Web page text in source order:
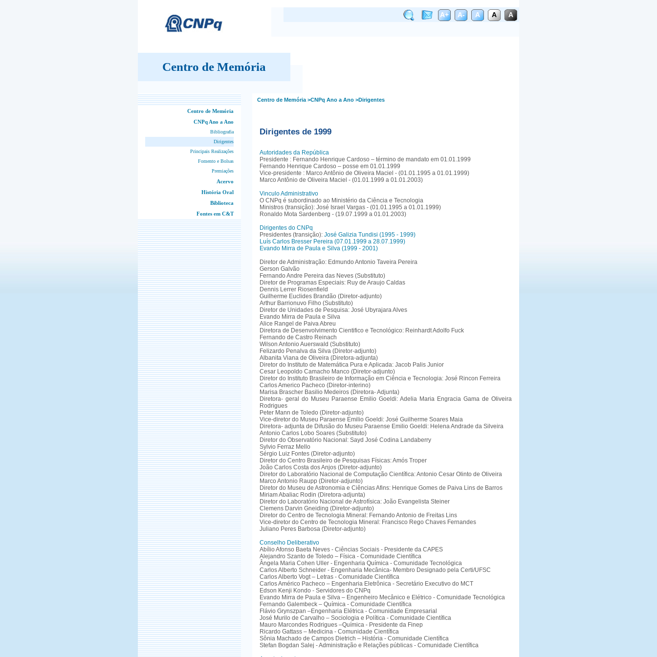
A
A
A
A-
A+
Centro de Memória
Centro de Memória
CNPq Ano a Ano
Bibliografia
Dirigentes
Principais Realizações
Fomento e Bolsas
Premiações
Acervo
História Oral
Biblioteca
Fontes em C&T
Centro de Memória >CNPq Ano a Ano >Dirigentes
Dirigentes de 1999
Autoridades da República
Presidente : Fernando Henrique Cardoso – término de mandato em 01.01.1999
Fernando Henrique Cardoso – posse em 01.01.1999
Vice-presidente : Marco Antônio de Oliveira Maciel - (01.01.1995 a 01.01.1999)
Marco Antônio de Oliveira Maciel - (01.01.1999 a 01.01.2003)
Vinculo Administrativo
O CNPq é subordinado ao Ministério da Ciência e Tecnologia
Ministros (transição): José Israel Vargas - (01.01.1995 a 01.01.1999)
Ronaldo Mota Sardenberg - (19.07.1999 a 01.01.2003)
Dirigentes do CNPq
Presidentes (transição): José Galizia Tundisi (1995 - 1999)
Luís Carlos Bresser Pereira (07.01.1999 a 28.07.1999)
Evando Mirra de Paula e Silva (1999 - 2001)
Diretor de Administração: Edmundo Antonio Taveira Pereira
Gerson Galvão
Fernando Andre Pereira das Neves (Substituto)
Diretor de Programas Especiais: Ruy de Araujo Caldas
Dennis Lerrer Riosenfield
Guilherme Euclides Brandão (Diretor-adjunto)
Arthur Barrionuvo Filho (Substituto)
Diretor de Unidades de Pesquisa: José Ubyrajara Alves
Evando Mirra de Paula e Silva
Alice Rangel de Paiva Abreu
Diretora de Desenvolvimento Cientifico e Tecnológico: Reinhardt Adolfo Fuck
Fernando de Castro Reinach
Wilson Antonio Auerswald (Substituto)
Felizardo Penalva da Silva (Diretor-adjunto)
Albanita Viana de Oliveira (Diretora-adjunta)
Diretor do Instituto de Matemática Pura e Aplicada: Jacob Palis Junior
Cesar Leopoldo Camacho Manco (Diretor-adjunto)
Diretor do Instituto Brasileiro de Informação em Ciência e Tecnologia: José Rincon Ferreira
Carlos Americo Pacheco (Diretor-interino)
Marisa Brascher Basilio Medeiros (Diretora- Adjunta)
Diretora- geral do Museu Paraense Emilio Goeldi: Adelia Maria Engracia Gama de Oliveira
Rodrigues
Peter Mann de Toledo (Diretor-adjunto)
Vice-diretor do Museu Paraense Emilio Goeldi: José Guilherme Soares Maia
Diretora- adjunta de Difusão do Museu Paraense Emilio Goeldi: Helena Andrade da Silveira
Antonio Carlos Lobo Soares (Substituto)
Diretor do Observatório Nacional: Sayd José Codina Landaberry
Sylvio Ferraz Mello
Sérgio Luiz Fontes (Diretor-adjunto)
Diretor do Centro Brasileiro de Pesquisas Físicas: Amós Troper
João Carlos Costa dos Anjos (Diretor-adjunto)
Diretor do Laboratório Nacional de Computação Científica: Antonio Cesar Olinto de Oliveira
Marco Antonio Raupp (Diretor-adjunto)
Diretor do Museu de Astronomia e Ciências Afins: Henrique Gomes de Paiva Lins de Barros
Miriam Abaliac Rodin (Diretora-adjunta)
Diretor do Laboratório Nacional de Astrofísica: João Evangelista Steiner
Clemens Darvin Gneiding (Diretor-adjunto)
Diretor do Centro de Tecnologia Mineral: Fernando Antonio de Freitas Lins
Vice-diretor do Centro de Tecnologia Mineral: Francisco Rego Chaves Fernandes
Juliano Peres Barbosa (Diretor-adjunto)
Conselho Deliberativo
Abílio Afonso Baeta Neves - Ciências Sociais - Presidente da CAPES
Alejandro Szanto de Toledo – Física - Comunidade Científica
Ângela Maria Cohen Uller - Engenharia Química - Comunidade Tecnológica
Carlos Alberto Schneider - Engenharia Mecânica- Membro Designado pela Certi/UFSC
Carlos Alberto Vogt – Letras - Comunidade Científica
Carlos Américo Pacheco – Engenharia Eletrônica - Secretário Executivo do MCT
Edson Kenji Kondo - Servidores do CNPq
Evando Mirra de Paula e Silva – Engenheiro Mecânico e Elétrico - Comunidade Tecnológica
Fernando Galembeck – Química - Comunidade Científica
Flávio Grynszpan –Engenharia Elétrica - Comunidade Empresarial
José Murilo de Carvalho – Sociologia e Política - Comunidade Científica
Mauro Marcondes Rodrigues –Química - Presidente da Finep
Ricardo Gattass – Medicina - Comunidade Científica
Sônia Machado de Campos Dietrich – História - Comunidade Científica
Stefan Bogdan Salej - Administração e Relações públicas - Comunidade Científica